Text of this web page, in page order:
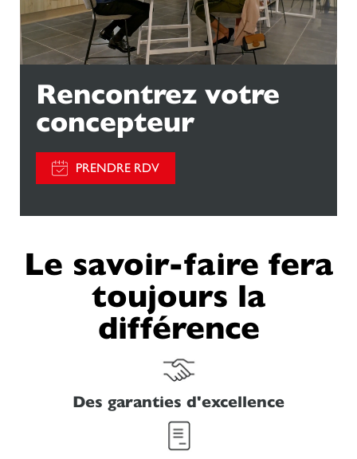
Rencontrez votre
concepteur
PRENDRE RDV
Le savoir-faire fera
toujours la
différence
Des garanties d'excellence